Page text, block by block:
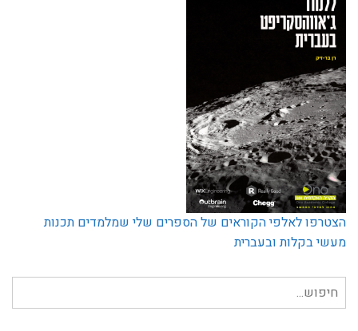
הצטרפו לאלפי הקוראים של הספרים שלי שמלמדים תכנות
מעשי בקלות ובעברית
חיפוש
עבור: